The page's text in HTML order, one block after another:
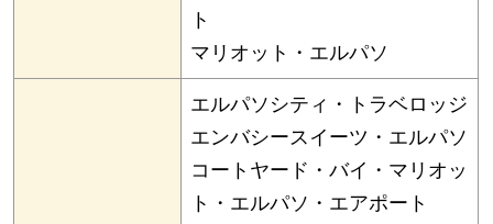
ト
マリオット・エルパソ
エルパソシティ・トラベロッジ
エンバシースイーツ・エルパソ
コートヤード・バイ・マリオッ
ト・エルパソ・エアポート